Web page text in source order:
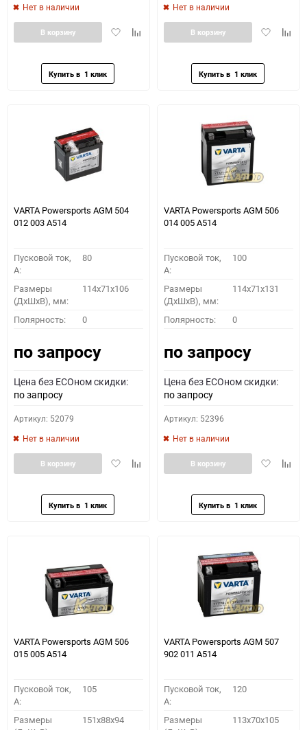
Нет в наличии
ДобавитьДобавить
В корзину
Нет в наличии
Добавить
В корзину
VARTA Powersports AGM 504
012 003 A514
Пусковой ток,
A:
80
Размеры
(ДхШхВ), мм:
114x71x106
Полярность: 0
по запросу
Цена без ECOном скидки:
по запросу
Артикул: 52079
Нет в наличии
ДобавитьДобавить
В корзину
VARTA Powersports AGM 506
014 005 A514
Пусковой ток,
A:
100
Размеры
(ДхШхВ), мм:
114x71x131
Полярность: 0
по запросу
Цена без ECOном скидки:
по запросу
Артикул: 52396
Нет в наличии
Добавить
В корзину
VARTA Powersports AGM 506
015 005 A514
Пусковой ток,
A:
105
Размеры
151x88x94
VARTA Powersports AGM 507
902 011 A514
Пусковой ток,
A:
120
Размеры
113x70x105